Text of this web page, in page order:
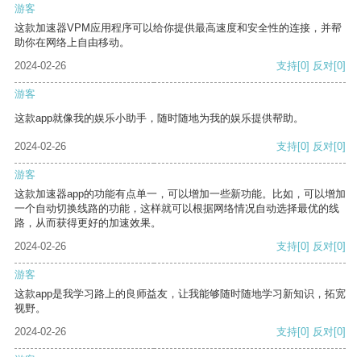
游客
这款加速器VPM应用程序可以给你提供最高速度和安全性的连接，并帮
助你在网络上自由移动。
2024-02-26
支持[0] 反对[0]
游客
这款app就像我的娱乐小助手，随时随地为我的娱乐提供帮助。
2024-02-26 支持[0] 反对[0]
游客
这款加速器app的功能有点单一，可以增加一些新功能。比如，可以增加
一个自动切换线路的功能，这样就可以根据网络情况自动选择最优的线
路，从而获得更好的加速效果。
2024-02-26
支持[0] 反对[0]
游客
这款app是我学习路上的良师益友，让我能够随时随地学习新知识，拓宽
视野。
2024-02-26
支持[0] 反对[0]